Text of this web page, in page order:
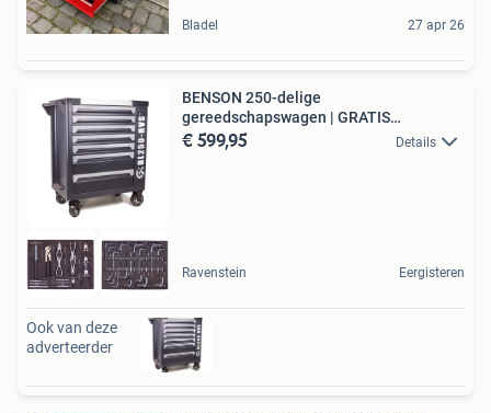
Bladel 27 apr 26
BENSON 250-delige
gereedschapswagen | GRATIS
VERZENDING
€ 599,95 Details
Ravenstein Eergisteren
Ook van deze
adverteerder